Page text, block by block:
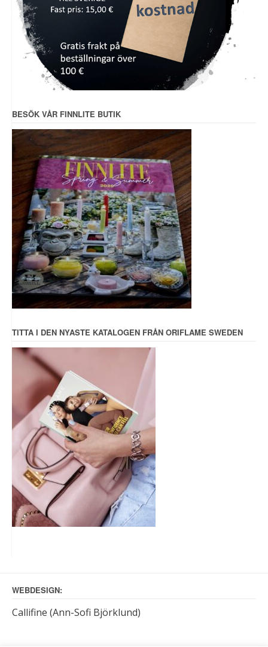
BESÖK VÅR FINNLITE BUTIK
TITTA I DEN NYASTE KATALOGEN FRÅN ORIFLAME SWEDEN
WEBDESIGN:
Callifine (Ann-Sofi Björklund)